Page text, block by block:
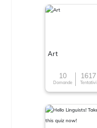
Art
10
Domande
1617
Tentativi